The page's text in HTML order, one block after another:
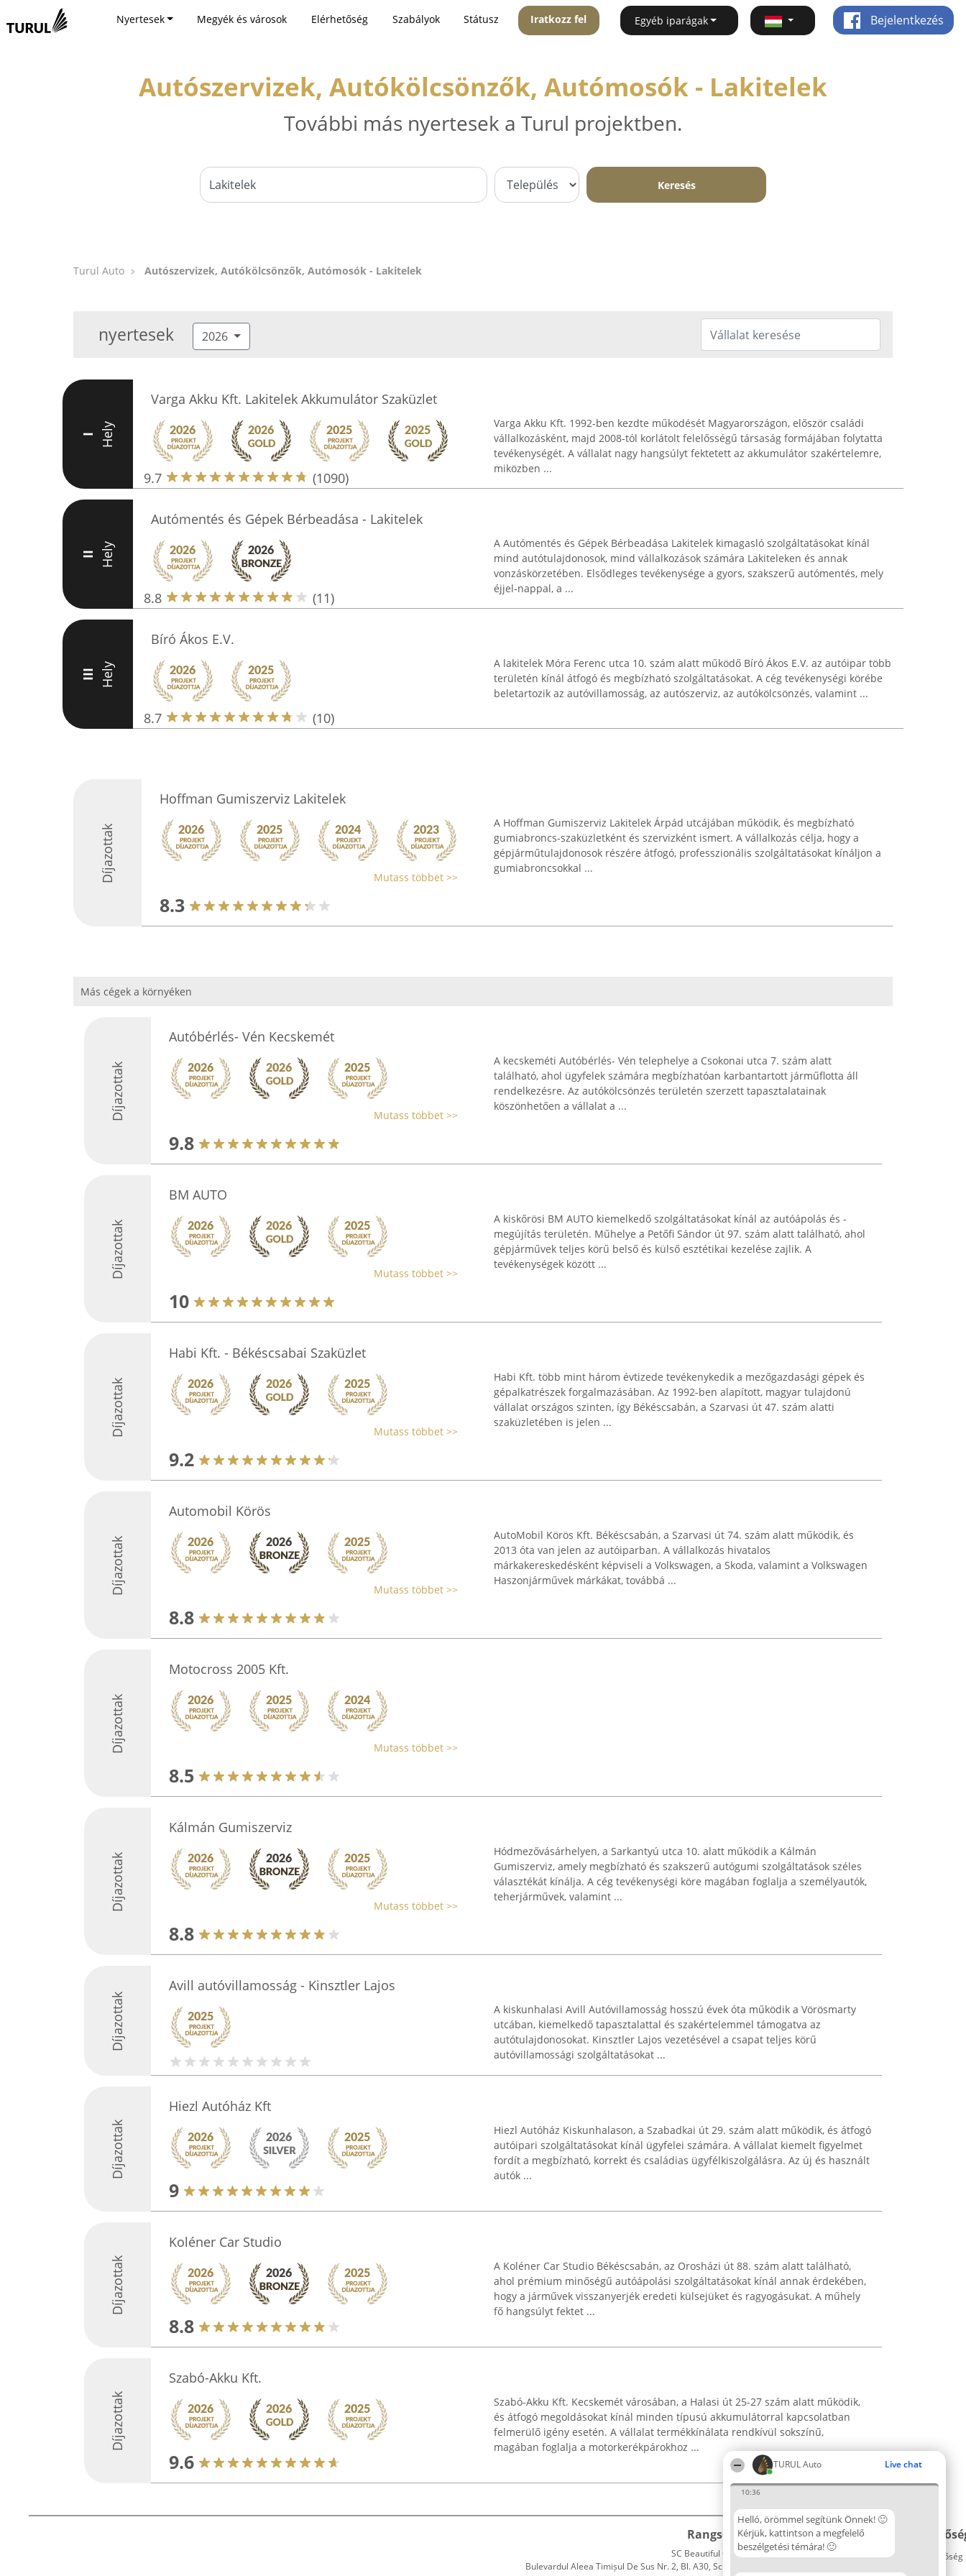
TURUL Auto Live chat
10:36
Helló, örömmel segítünk Önnek! 🙂
Kérjük, kattintson a megfelelő
beszélgetési témára! 🙂
Nyertesek Megyék és városok Elérhetőség Szabályok Státusz Iratkozz fel Egyéb iparágak Bejelentkezés
Autószervizek, Autókölcsönzők, Autómosók - Lakitelek
További más nyertesek a Turul projektben.
Keresés
Turul Auto Autószervizek, Autókölcsönzők, Autómosók - Lakitelek
nyertesek 2026
I Hely
Varga Akku Kft. Lakitelek Akkumulátor Szaküzlet
9.7 (1090)
Varga Akku Kft. 1992-ben kezdte működését Magyarországon, először családi
vállalkozásként, majd 2008-tól korlátolt felelősségű társaság formájában folytatta
tevékenységét. A vállalat nagy hangsúlyt fektetett az akkumulátor szakértelemre,
miközben ...
II Hely
Autómentés és Gépek Bérbeadása - Lakitelek
8.8 (11)
A Autómentés és Gépek Bérbeadása Lakitelek kimagasló szolgáltatásokat kínál
mind autótulajdonosok, mind vállalkozások számára Lakiteleken és annak
vonzáskörzetében. Elsődleges tevékenysége a gyors, szakszerű autómentés, mely
éjjel-nappal, a ...
III Hely
Bíró Ákos E.V.
8.7 (10)
A lakitelek Móra Ferenc utca 10. szám alatt működő Bíró Ákos E.V. az autóipar több
területén kínál átfogó és megbízható szolgáltatásokat. A cég tevékenységi körébe
beletartozik az autóvillamosság, az autószerviz, az autókölcsönzés, valamint ...
Díjazottak
Hoffman Gumiszerviz Lakitelek
Mutass többet >>
8.3
A Hoffman Gumiszerviz Lakitelek Árpád utcájában működik, és megbízható
gumiabroncs-szaküzletként és szervizként ismert. A vállalkozás célja, hogy a
gépjárműtulajdonosok részére átfogó, professzionális szolgáltatásokat kínáljon a
gumiabroncsokkal ...
Más cégek a környéken
Díjazottak
Autóbérlés- Vén Kecskemét
Mutass többet >>
9.8
A kecskeméti Autóbérlés- Vén telephelye a Csokonai utca 7. szám alatt
található, ahol ügyfelek számára megbízhatóan karbantartott járműflotta áll
rendelkezésre. Az autókölcsönzés területén szerzett tapasztalatainak
köszönhetően a vállalat a ...
Díjazottak
BM AUTO
Mutass többet >>
10
A kiskőrösi BM AUTO kiemelkedő szolgáltatásokat kínál az autóápolás és -
megújítás területén. Műhelye a Petőfi Sándor út 97. szám alatt található, ahol
gépjárművek teljes körű belső és külső esztétikai kezelése zajlik. A
tevékenységek között ...
Díjazottak
Habi Kft. - Békéscsabai Szaküzlet
Mutass többet >>
9.2
Habi Kft. több mint három évtizede tevékenykedik a mezőgazdasági gépek és
gépalkatrészek forgalmazásában. Az 1992-ben alapított, magyar tulajdonú
vállalat országos szinten, így Békéscsabán, a Szarvasi út 47. szám alatti
szaküzletében is jelen ...
Díjazottak
Automobil Körös
Mutass többet >>
8.8
AutoMobil Körös Kft. Békéscsabán, a Szarvasi út 74. szám alatt működik, és
2013 óta van jelen az autóiparban. A vállalkozás hivatalos
márkakereskedésként képviseli a Volkswagen, a Skoda, valamint a Volkswagen
Haszonjárművek márkákat, továbbá ...
Díjazottak
Motocross 2005 Kft.
Mutass többet >>
8.5
Díjazottak
Kálmán Gumiszerviz
Mutass többet >>
8.8
Hódmezővásárhelyen, a Sarkantyú utca 10. alatt működik a Kálmán
Gumiszerviz, amely megbízható és szakszerű autógumi szolgáltatások széles
választékát kínálja. A cég tevékenységi köre magában foglalja a személyautók,
teherjárművek, valamint ...
Díjazottak
Avill autóvillamosság - Kinsztler Lajos
A kiskunhalasi Avill Autóvillamosság hosszú évek óta működik a Vörösmarty
utcában, kiemelkedő tapasztalattal és szakértelemmel támogatva az
autótulajdonosokat. Kinsztler Lajos vezetésével a csapat teljes körű
autóvillamossági szolgáltatásokat ...
Díjazottak
Hiezl Autóház Kft
9
Hiezl Autóház Kiskunhalason, a Szabadkai út 29. szám alatt működik, és átfogó
autóipari szolgáltatásokat kínál ügyfelei számára. A vállalat kiemelt figyelmet
fordít a megbízható, korrekt és családias ügyfélkiszolgálásra. Az új és használt
autók ...
Díjazottak
Koléner Car Studio
8.8
A Koléner Car Studio Békéscsabán, az Orosházi út 88. szám alatt található,
ahol prémium minőségű autóápolási szolgáltatásokat kínál annak érdekében,
hogy a járművek visszanyerjék eredeti külsejüket és ragyogásukat. A műhely
fő hangsúlyt fektet ...
Díjazottak
Szabó-Akku Kft.
9.6
Szabó-Akku Kft. Kecskemét városában, a Halasi út 25-27 szám alatt működik,
és átfogó megoldásokat kínál minden típusú akkumulátorral kapcsolatban
felmerülő igény esetén. A vállalat termékkínálata rendkívül sokszínű,
magában foglalja a motorkerékpárokhoz ...
Rangsorszervező
SC Beautiful Company S.R.L.
Bulevardul Aleea Timișul De Sus Nr. 2, Bl. A30, Sc. A, Et. 4, Ap. 13
Népszavazás
Nyertesek
Elérhetőség